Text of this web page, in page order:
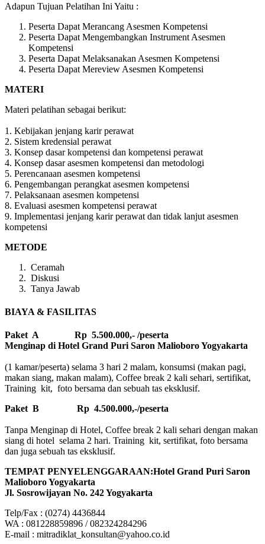
Adapun Tujuan Pelatihan Ini Yaitu :
Peserta Dapat Merancang Asesmen Kompetensi
Peserta Dapat Mengembangkan Instrument Asesmen
Kompetensi
Peserta Dapat Melaksanakan Asesmen Kompetensi
Peserta Dapat Mereview Asesmen Kompetensi
MATERI
Materi pelatihan sebagai berikut:
1. Kebijakan jenjang karir perawat
2. Sistem kredensial perawat
3. Konsep dasar kompetensi dan kompetensi perawat
4. Konsep dasar asesmen kompetensi dan metodologi
5. Perencanaan asesmen kompetensi
6. Pengembangan perangkat asesmen kompetensi
7. Pelaksanaan asesmen kompetensi
8. Evaluasi asesmen kompetensi perawat
9. Implementasi jenjang karir perawat dan tidak lanjut asesmen
kompetensi
METODE
Ceramah
Diskusi
Tanya Jawab
BIAYA & FASILITAS
Paket A Rp 5.500.000,- /peserta
Menginap di Hotel Grand Puri Saron Malioboro Yogyakarta
(1 kamar/peserta) selama 3 hari 2 malam, konsumsi (makan pagi,
makan siang, makan malam), Coffee break 2 kali sehari, sertifikat,
Training kit, foto bersama dan sebuah tas eksklusif.
Paket B
Rp 4.500.000,-/peserta
Tanpa Menginap di Hotel, Coffee break 2 kali sehari dengan makan
siang di hotel selama 2 hari. Training kit, sertifikat, foto bersama
dan juga sebuah tas eksklusif.
TEMPAT PENYELENGGARAAN:Hotel Grand Puri Saron
Malioboro Yogyakarta
Jl. Sosrowijayan No. 242 Yogyakarta
Telp/Fax : (0274) 4436844
WA : 081228859896 / 082324284296
E-mail : mitradiklat_konsultan@yahoo.co.id